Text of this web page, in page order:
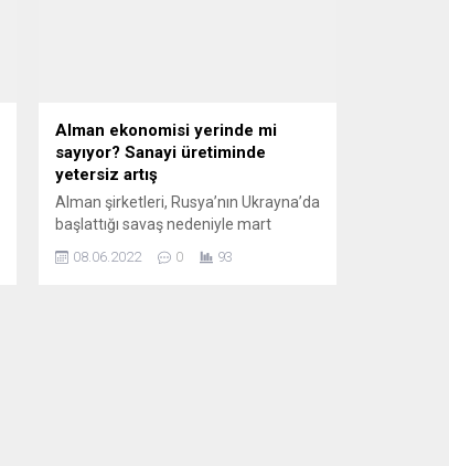
Alman ekonomisi yerinde mi
sayıyor? Sanayi üretiminde
yetersiz artış
Alman şirketleri, Rusya’nın Ukrayna’da
başlattığı savaş nedeniyle mart
ardından nisanda üretimi yüzde 0,7
08.06.2022 0 93